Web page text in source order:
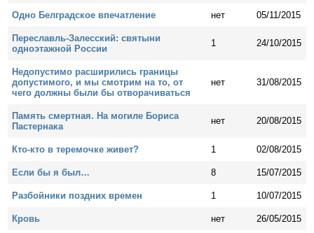
Одно Белградское впечатление нет 05/11/2015
Переславль-Залесский: святыни
одноэтажной России
1 24/10/2015
Недопустимо расширились границы
допустимого, и мы смотрим на то, от
чего должны были бы отворачиваться
нет 31/08/2015
Память смертная. На могиле Бориса
Пастернака
нет 20/08/2015
Кто-кто в теремочке живет? 1 02/08/2015
Если бы я был… 8 15/07/2015
Разбойники поздних времен 1 10/07/2015
Кровь нет 26/05/2015